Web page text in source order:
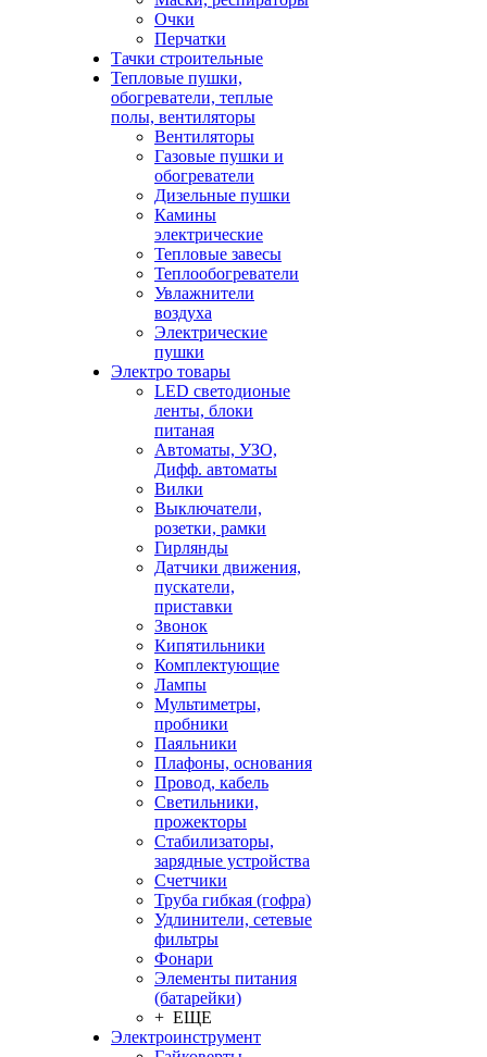
Очки
Перчатки
Тачки строительные
Тепловые пушки,
обогреватели, теплые
полы, вентиляторы
Вентиляторы
Газовые пушки и
обогреватели
Дизельные пушки
Камины
электрические
Тепловые завесы
Теплообогреватели
Увлажнители
воздуха
Электрические
пушки
Электро товары
LED светодионые
ленты, блоки
питаная
Автоматы, УЗО,
Дифф. автоматы
Вилки
Выключатели,
розетки, рамки
Гирлянды
Датчики движения,
пускатели,
приставки
Звонок
Кипятильники
Комплектующие
Лампы
Мультиметры,
пробники
Паяльники
Плафоны, основания
Провод, кабель
Светильники,
прожекторы
Стабилизаторы,
зарядные устройства
Счетчики
Труба гибкая (гофра)
Удлинители, сетевые
фильтры
Фонари
Элементы питания
(батарейки)
+ ЕЩЕ
Электроинструмент